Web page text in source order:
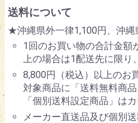
送料について
★沖縄県外一律1,100円、沖縄
1回のお買い物の合計金
上の場合は1配送先に限り
8,800円（税込）以上のお
対象商品に「送料無料商
「個別送料設定商品」は
メーカー直送品及び個別